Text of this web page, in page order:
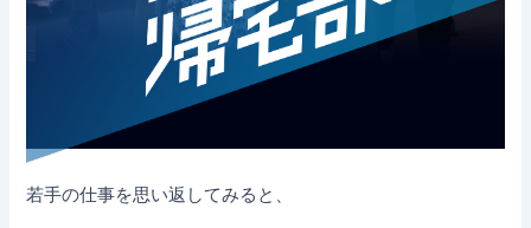
若手の仕事を思い返してみると、